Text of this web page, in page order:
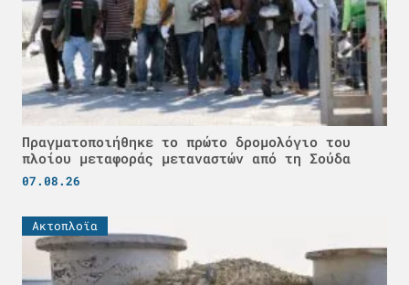
Πραγματοποιήθηκε το πρώτο δρομολόγιο του
πλοίου μεταφοράς μεταναστών από τη Σούδα
07.08.26
Ακτοπλοϊα